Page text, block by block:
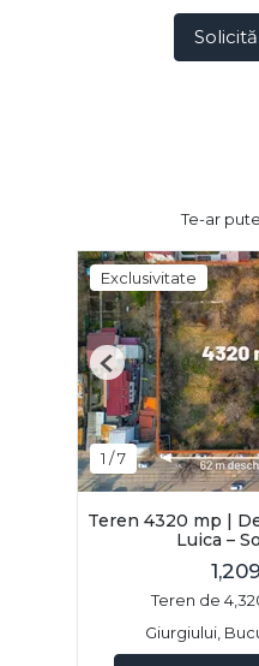
Te-ar
Exclusivitate
1 /7
Previous
Teren 4320 mp |
Luica –
Teren de
Giurgiului,